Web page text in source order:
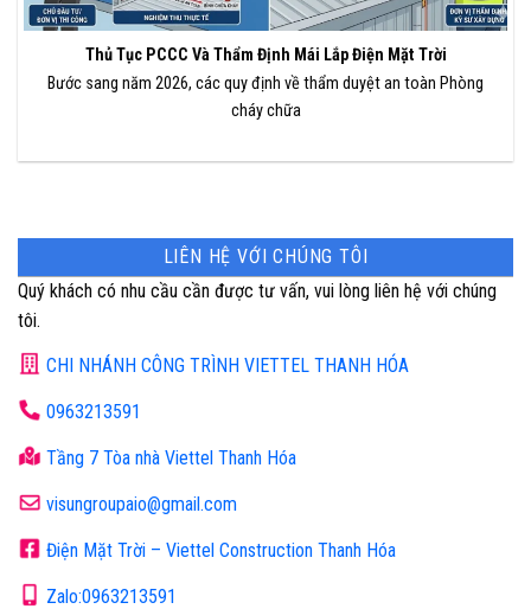
Thủ Tục PCCC Và Thẩm Định Mái Lắp Điện Mặt Trời
Bước sang năm 2026, các quy định về thẩm duyệt an toàn Phòng
cháy chữa
LIÊN HỆ VỚI CHÚNG TÔI
Quý khách có nhu cầu cần được tư vấn, vui lòng liên hệ với chúng
tôi.
CHI NHÁNH CÔNG TRÌNH VIETTEL THANH HÓA
0963213591
Tầng 7 Tòa nhà Viettel Thanh Hóa
visungroupaio@gmail.com
Điện Mặt Trời – Viettel Construction Thanh Hóa
Zalo:0963213591